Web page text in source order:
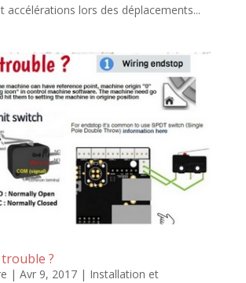
accélérations lors des déplacements...
?
| Avr 9, 2017| Installation et